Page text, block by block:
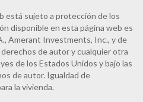
está sujeto a protección de los
disponible en esta página web es
Amerant Investments, Inc., y de
de autor y cualquier otra
de los Estados Unidos y bajo las
de autor. Igualdad de
la vivienda.